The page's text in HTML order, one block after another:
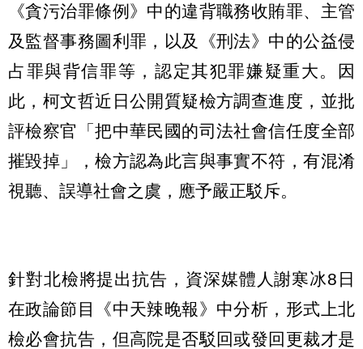
《貪污治罪條例》中的違背職務收賄罪、主管
及監督事務圖利罪，以及《刑法》中的公益侵
占罪與背信罪等，認定其犯罪嫌疑重大。因
此，柯文哲近日公開質疑檢方調查進度，並批
評檢察官「把中華民國的司法社會信任度全部
摧毀掉」，檢方認為此言與事實不符，有混淆
視聽、誤導社會之虞，應予嚴正駁斥。
針對北檢將提出抗告，資深媒體人謝寒冰8日
在政論節目《中天辣晚報》中分析，形式上北
檢必會抗告，但高院是否駁回或發回更裁才是